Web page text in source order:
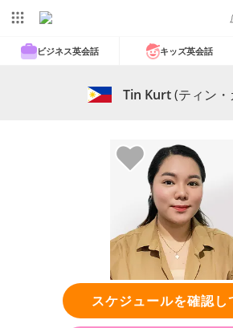
ビジネス英会話 キッズ英会話
Tin Kurt(ティン
スケジュールを確認し